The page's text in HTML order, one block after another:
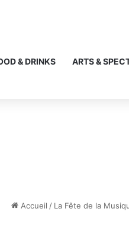
& DRINKS ARTS &
Accueil / La Fête de la